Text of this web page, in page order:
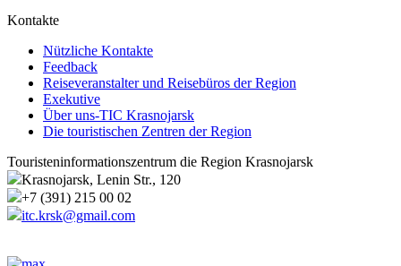
Kontakte
Nützliche Kontakte
Feedback
Reiseveranstalter und Reisebüros der Region
Exekutive
Über uns-TIC Krasnojarsk
Die touristischen Zentren der Region
Touristeninformationszentrum die Region Krasnojarsk
Krasnojarsk, Lenin Str., 120
+7 (391) 215 00 02
itc.krsk@gmail.com